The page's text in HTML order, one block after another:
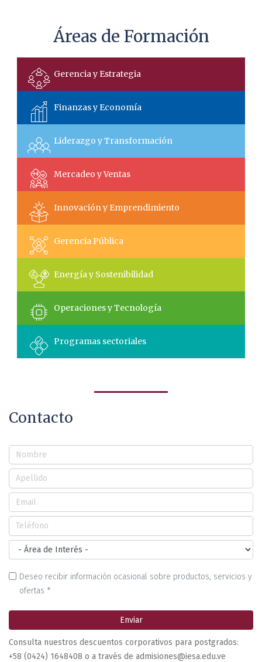
Áreas de Formación
Gerencia y Estrategia
Finanzas y Economía
Liderazgo y Transformación
Mercadeo y Ventas
Innovación y Emprendimiento
Gerencia Pública
Energía y Sostenibilidad
Operaciones y Tecnología
Programas sectoriales
Contacto
Deseo recibir información ocasional sobre productos, servicios y
ofertas *
Enviar
Consulta nuestros descuentos corporativos para postgrados:
+58 (0424) 1648408 o a través de admisiones@iesa.edu.ve